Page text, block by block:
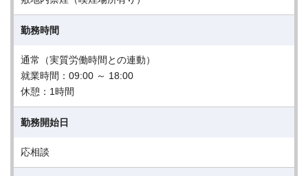
勤務時間
通常（実質労働時間との連動）
就業時間：09:00 ～ 18:00
休憩：1時間
勤務開始日
応相談